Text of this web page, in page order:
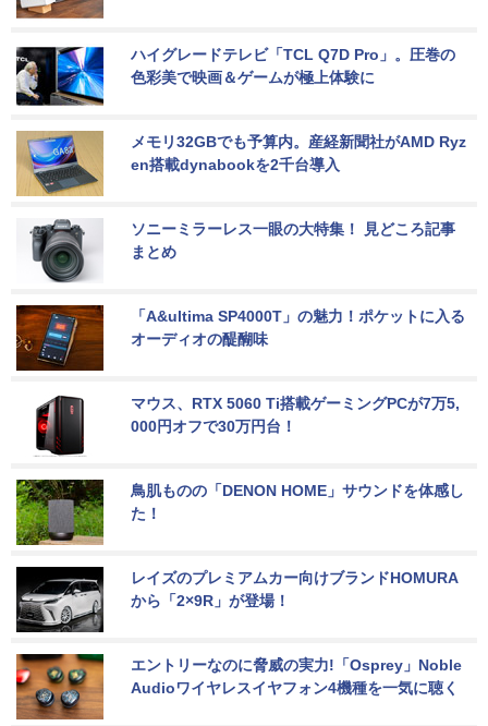
ハイグレードテレビ「TCL Q7D Pro」。圧巻の
色彩美で映画＆ゲームが極上体験に
メモリ32GBでも予算内。産経新聞社がAMD Ryz
en搭載dynabookを2千台導入
ソニーミラーレス一眼の大特集！ 見どころ記事
まとめ
「A&ultima SP4000T」の魅力！ポケットに入る
オーディオの醍醐味
マウス、RTX 5060 Ti搭載ゲーミングPCが7万5,
000円オフで30万円台！
鳥肌ものの「DENON HOME」サウンドを体感し
た！
レイズのプレミアムカー向けブランドHOMURA
から「2×9R」が登場！
エントリーなのに脅威の実力!「Osprey」Noble
Audioワイヤレスイヤフォン4機種を一気に聴く